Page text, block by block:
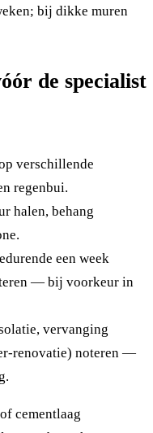
bij dikke muren
de specialist
verschillende
regenbui.
halen, behang
een week
— bij voorkeur in
vervanging
renovatie) noteren —
cementlaag